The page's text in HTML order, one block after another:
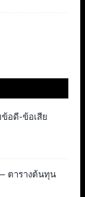
ข้อดี-ข้อเสีย
— ตารางต้นทุน